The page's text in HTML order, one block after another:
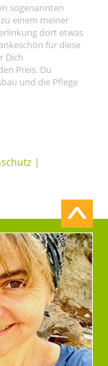
sogenannten
einem meiner
dort etwas
für diese
Dich
Preis. Du
und die Pflege
|